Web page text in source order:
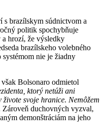
s brazílskym súdnictvom a
politik spochybňuje
hrozí, že výsledky
brazílskeho volebného
nie je žiadny
Bolsonaro odmietol
ktorý netúži ani
svoje hranice. Nemôžem
Zároveň duchovných vyzval,
demonštráciám na jeho